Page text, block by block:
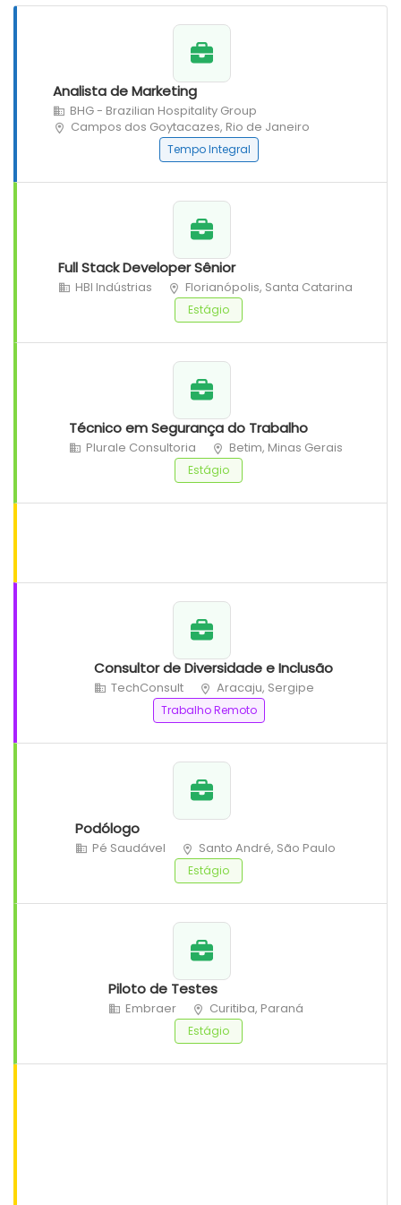
Analista de Marketing
BHG - Brazilian Hospitality Group
Campos dos Goytacazes, Rio de Janeiro
Tempo Integral
Full Stack Developer Sênior
HBI Indústrias Florianópolis, Santa Catarina
Estágio
Técnico em Segurança do Trabalho
Plurale Consultoria Betim, Minas Gerais
Estágio
Consultor de Diversidade e Inclusão
TechConsult Aracaju, Sergipe
Trabalho Remoto
Podólogo
Pé Saudável Santo André, São Paulo
Estágio
Piloto de Testes
Embraer Curitiba, Paraná
Estágio